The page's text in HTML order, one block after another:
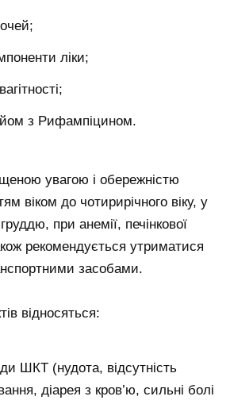
ліки;
з Рифампіцином.
увагою і обережністю
віком до чотирирічного віку, у
при анемії, печінкової
рекомендується утриматися
засобами.
відносяться:
ШКТ (нудота, відсутність
діарея з кров’ю, сильні болі